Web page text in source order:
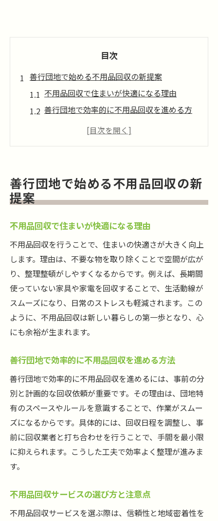
目次
善行団地で始める不用品回収の新提案
不用品回収で住まいが快適になる理由
善行団地で効率的に不用品回収を進める方
用
手軽に始める不用品回収のステップ
クリエイティブ発想が光る不用品回収術
不用品回収を活用したクリエイティブな整
理法
発想の転換で進化する不用品回収の実例
不要品回収で暮らしに新しい価値を生み出
す
不用品回収とリメイクで楽しむ住空間づく
り
ポイント
善行団地で実践する不用品回収の工夫
手軽に片付けたい方へ不用品回収のコツ
不用品回収で手間を省く片付けの秘訣
時短を叶える不用品回収の活用術
不用品回収のプロに頼むメリットとは
不用品回収で簡単に整理整頓を始める方法
善行団地の住まいを楽に片付ける不用品回
善行団地で始める不用品回収の新
提案
不用品回収で住まいが快適になる理由
不用品回収を行うことで、住まいの快適さが大きく向上
します。理由は、不要な物を取り除くことで空間が広が
り、整理整頓がしやすくなるからです。例えば、長期間
使っていない家具や家電を回収することで、生活動線が
スムーズになり、日常のストレスも軽減されます。この
ように、不用品回収は新しい暮らしの第一歩となり、心
にも余裕が生まれます。
善行団地で効率的に不用品回収を進める方法
善行団地で効率的に不用品回収を進めるには、事前の分
別と計画的な回収依頼が重要です。その理由は、団地特
有のスペースやルールを意識することで、作業がスムー
ズになるからです。具体的には、回収日程を調整し、事
前に回収業者と打ち合わせを行うことで、手間を最小限
に抑えられます。こうした工夫で効率よく整理が進みま
す。
不用品回収サービスの選び方と注意点
不用品回収サービスを選ぶ際は、信頼性と地域密着性を